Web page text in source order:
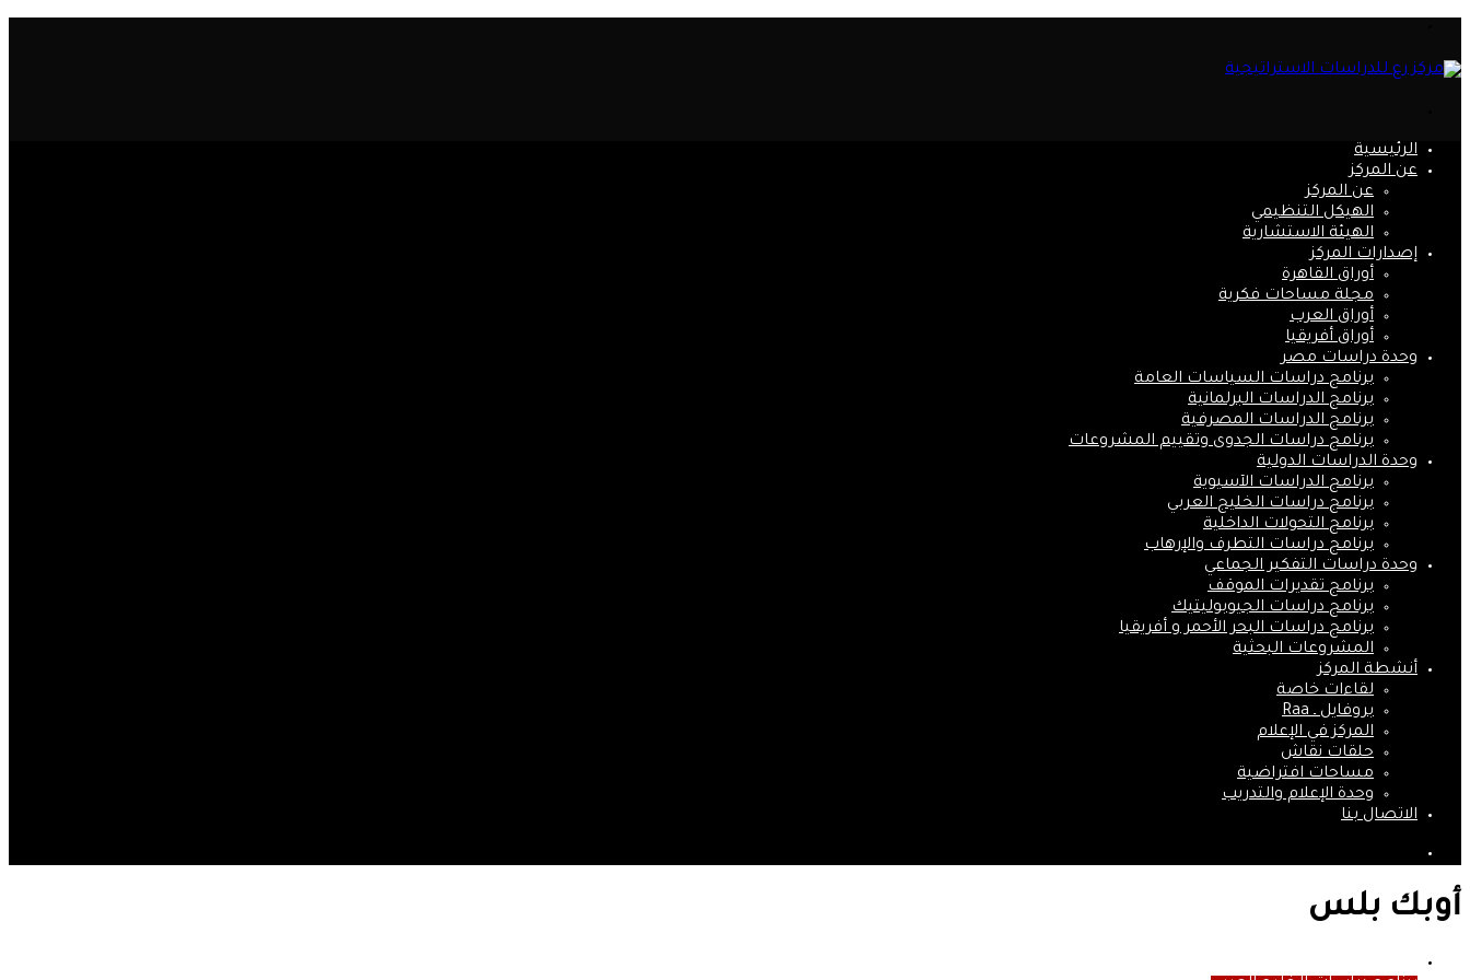
الرئيسية
عن المركز
عن المركز
الهيكل التنظيمي
الهيئة الاستشارية
إصدارات المركز
أوراق القاهرة
مجلة مساحات فكرية
أوراق العرب
أوراق أفريقيا
وحدة دراسات مصر
برنامج دراسات السياسات العامة
برنامج الدراسات البرلمانية
برنامج الدراسات المصرفية
برنامج دراسات الجدوى وتقييم المشروعات
وحدة الدراسات الدولية
برنامج الدراسات الآسيوية
برنامج دراسات الخليج العربي
برنامج التحولات الداخلية
برنامج دراسات التطرف والإرهاب
وحدة دراسات التفكير الجماعي
برنامج تقديرات الموقف
برنامج دراسات الجيوبوليتيك
برنامج دراسات البحر الأحمر و أفريقيا
المشروعات البحثية
أنشطة المركز
لقاءات خاصة
بروفايل ـ Raa
المركز في الإعلام
حلقات نقاش
مساحات افتراضية
وحدة الإعلام والتدريب
الاتصال بنا
أوبك بلس